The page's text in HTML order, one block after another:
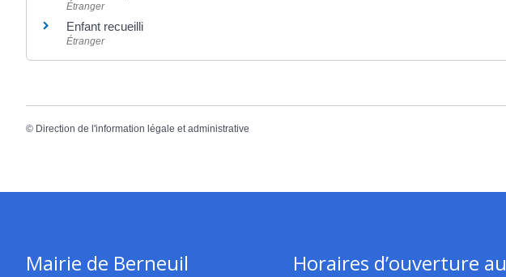
Étranger
Enfant recueilli
Étranger
© Direction de l'information légale et administrative
Mairie de Berneuil
Horaires d’ouverture au